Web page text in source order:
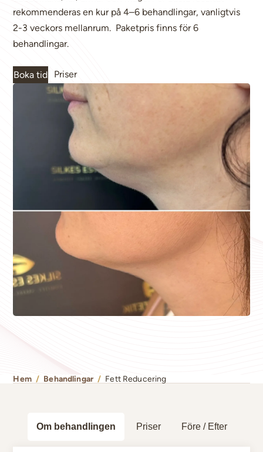
rekommenderas en kur på 4–6 behandlingar, vanligtvis
2-3 veckors mellanrum. Paketpris finns för 6
behandlingar.
Boka tid Priser
Hem / Behandlingar / Fett Reducering
Om behandlingen Priser Före / Efter